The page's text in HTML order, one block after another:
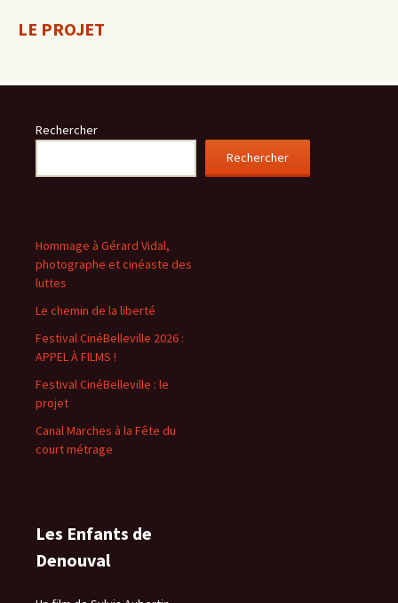
LE PROJET
Rechercher
Rechercher
Hommage à Gérard Vidal,
photographe et cinéaste des
luttes
Le chemin de la liberté
Festival CinéBelleville 2026 :
APPEL À FILMS !
Festival CinéBelleville : le
projet
Canal Marches à la Fête du
court métrage
Les Enfants de
Denouval